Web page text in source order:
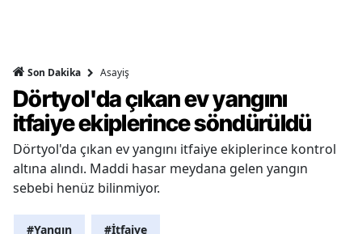
Son Dakika Asayiş
Dörtyol'da çıkan ev yangını
itfaiye ekiplerince söndürüldü
Dörtyol'da çıkan ev yangını itfaiye ekiplerince kontrol
altına alındı. Maddi hasar meydana gelen yangın
sebebi henüz bilinmiyor.
#Yangın #İtfaiye